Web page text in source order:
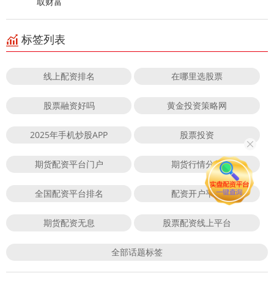
标签列表
线上配资排名 在哪里选股票
股票融资好吗 黄金投资策略网
2025年手机炒股APP 股票投资
期货配资平台门户 期货行情分析
全国配资平台排名 配资开户平台
期货配资无息 股票配资线上平台
全部话题标签